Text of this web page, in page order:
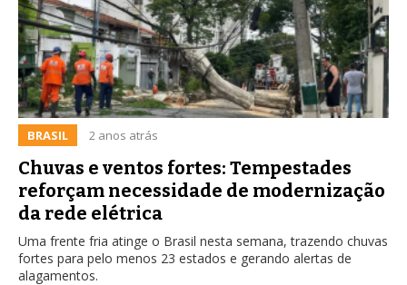
BRASIL 2 anos atrás
Chuvas e ventos fortes: Tempestades
reforçam necessidade de modernização
da rede elétrica
Uma frente fria atinge o Brasil nesta semana, trazendo chuvas
fortes para pelo menos 23 estados e gerando alertas de
alagamentos.